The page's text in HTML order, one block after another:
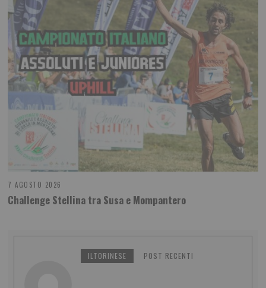
7 AGOSTO 2026
Challenge Stellina tra Susa e Mompantero
ILTORINESE POST RECENTI